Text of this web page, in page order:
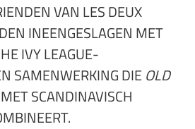
VAN LES DEUX
INEENGESLAGEN MET
IVY LEAGUE-
SAMENWERKING DIEOLD
SCANDINAVISCH